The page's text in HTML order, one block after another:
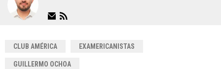
CLUB AMÉRICA EXAMERICANISTAS
GUILLERMO OCHOA